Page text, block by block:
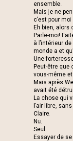
ensemble.
Mais je ne
c’est pour
Eh bien, alors
Parle-moi!
à l’intérieur
monde a et
Une
Peut-être que
vous-même et
Mais après
avait été
La chose qui
l’air libre,
Claire.
Nu.
Seul.
Essayer de